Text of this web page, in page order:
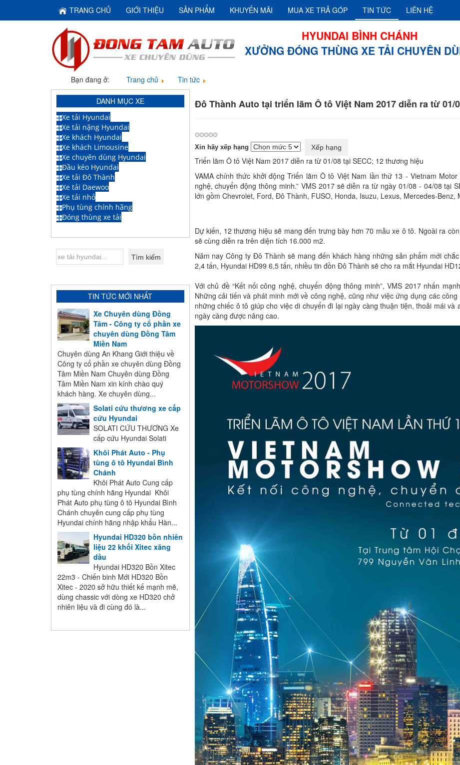
TRANG CHỦ GIỚI THIỆU SẢN PHẨM KHUYẾN MÃI MUA XE TRẢ GÓP TIN TỨC LIÊN HỆ
HYUNDAI BÌNH CHÁNH
XƯỞNG ĐÓNG THÙNG XE TẢI CHUYÊN
Bạn đang ở: Trang chủ Tin tức
DANH MỤC XE
Xe tải Hyundai
Xe tải nặng Hyundai
Xe khách Hyundai
Xe khách Limousine
Xe chuyên dùng Hyundai
Đầu kéo Hyundai
Xe tải Đô Thành
Xe tải Daewoo
Xe tải nhỏ
Phụ tùng chính hãng
Đóng thùng xe tải
TIN TỨC MỚI NHẤT
Xe Chuyên dùng Đồng
Tâm - Công ty cổ phần xe
chuyên dùng Đồng Tâm
Miền Nam
Chuyên dùng An Khang Giới thiệu về
Công ty cổ phần xe chuyên dùng Đồng
Tâm Miền Nam Chuyên dùng Đồng
Tâm Miền Nam xin kính chào quý
khách hàng. Xe chuyên dùng...
Solati cứu thương xe cấp
cứu Hyundai
SOLATI CỨU THƯƠNG Xe
cấp cứu Hyundai Solati
Khôi Phát Auto - Phụ
tùng ô tô Hyundai Bình
Chánh
Khôi Phát Auto Cung cấp
phụ tùng chính hãng Hyundai Khôi
Phát Auto phụ tùng ô tô Hyundai Bình
Chánh chuyên cung cấp phụ tùng
Hyundai chính hãng nhập khẩu Hàn...
Hyundai HD320 bồn nhiên
liệu 22 khối Xitec xăng
dầu
Hyundai HD320 Bồn Xitec
22m3 - Chiến binh Mới HD320 Bồn
Xitec - 2020 sở hữu thiết kế mạnh mẽ,
dùng chassic với dòng xe HD320 chở
nhiên liệu và đi cùng đó là...
Đô Thành Auto tại triển lãm Ô tô Việt Nam 2017 diễn ra từ 01/
Xin hãy xếp hạng
Triển lãm Ô tô Việt Nam 2017 diễn ra từ 01/08 tại SECC; 12 thương hiệu
VAMA chính thức khởi độngTriển lãm Ô tô Việt Nam lần thứ 13 - Vietnam
nghệ, chuyển động thông minh.” VMS 2017 sẽ diễn ra từ ngày 01/08 - 04/08 tại
lớn gồm Chevrolet, Ford, Đô Thành, FUSO, Honda, Isuzu, Lexus, Mercedes-Benz,
Dự kiến, 12 thương hiệu sẽ mang đến trưng bày hơn 70 mẫu xe ô tô. Ngoài ra
sẽ cùng diễn ra trên diện tích 16.000 m2.
Năm nay Công ty Đô Thành sẽ mang đến khách hàng những sản phẩm mới
2,4 tấn, Hyundai HD99 6,5 tấn, nhiều tin đồn Đô Thành sẽ cho ra mắt Hyundai
Với chủ đề “Kết nối công nghệ, chuyển động thông minh”, VMS 2017 nhấn
Những cải tiến và phát minh mới về công nghệ, cũng như việc ứng dụng các
những chiếc ô tô giúp cho việc di chuyển đi lại ngày càng thuận tiện, thoải mái
ngày càng được nâng cao.